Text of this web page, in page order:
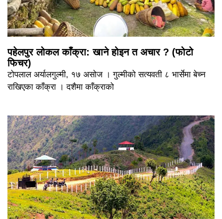
पहेलपुर लोकल काँक्रा: खाने होइन त अचार ? (फोटो
फिचर)
टोपलाल अर्यालगुल्मी, १७ असोज । गुल्मीको सत्यवती ८ भार्सेमा बेच्न
राखिएका काँक्रा । दशैमा काँक्राको